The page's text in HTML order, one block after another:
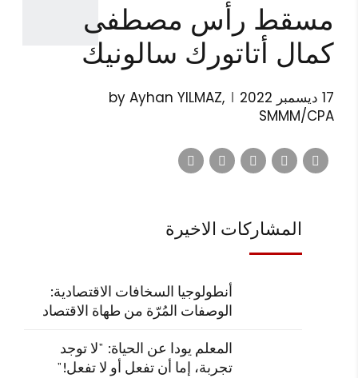
مسقط رأس مصطفى
كمال أتاتورك سالونيك
17 ديسمبر 2022
by Ayhan YILMAZ,
SMMM/CPA
المشاركات الاخيرة
أنطولوجيا السخافات الاقتصادية:
الوصفات المُرّة من طهاة الاقتصاد
المعلم يودا عن الحياة: "لا توجد
تجربة، إما أن تفعل أو لا تفعل!"